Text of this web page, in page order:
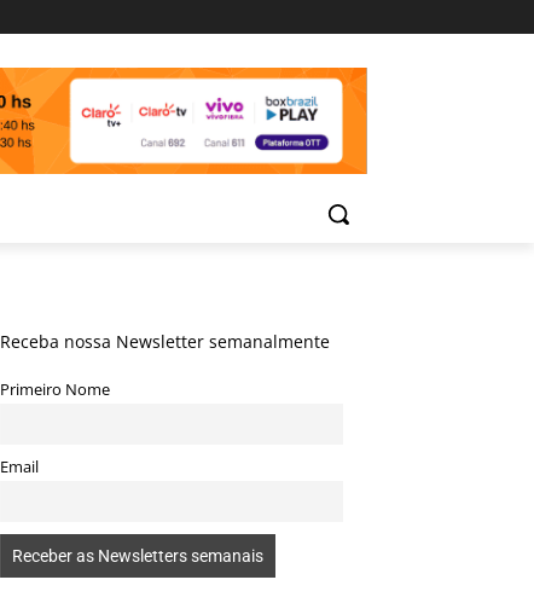
Receba nossa Newsletter semanalmente
Primeiro Nome
Email